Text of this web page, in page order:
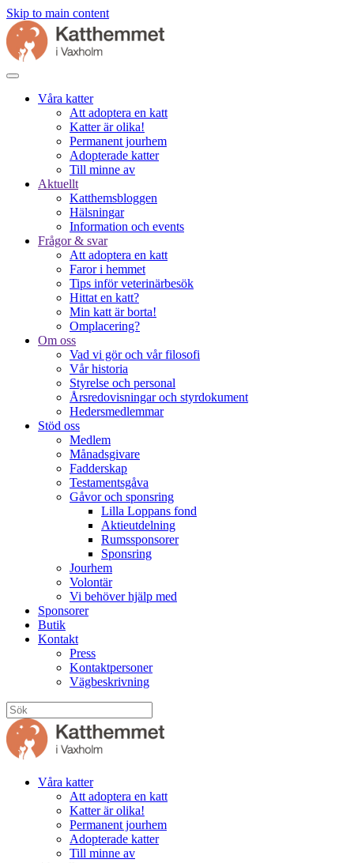
Skip to main content
Våra katter
Att adoptera en katt
Katter är olika!
Permanent jourhem
Adopterade katter
Till minne av
Aktuellt
Katthemsbloggen
Hälsningar
Information och events
Frågor & svar
Att adoptera en katt
Faror i hemmet
Tips inför veterinärbesök
Hittat en katt?
Min katt är borta!
Omplacering?
Om oss
Vad vi gör och vår filosofi
Vår historia
Styrelse och personal
Årsredovisningar och styrdokument
Hedersmedlemmar
Stöd oss
Medlem
Månadsgivare
Fadderskap
Testamentsgåva
Gåvor och sponsring
Lilla Loppans fond
Aktieutdelning
Rumssponsorer
Sponsring
Jourhem
Volontär
Vi behöver hjälp med
Sponsorer
Butik
Kontakt
Press
Kontaktpersoner
Vägbeskrivning
Våra katter
Att adoptera en katt
Katter är olika!
Permanent jourhem
Adopterade katter
Till minne av